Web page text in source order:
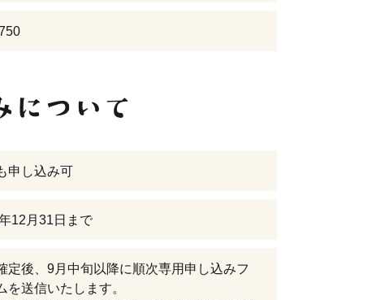
申し込み可
12月31日まで
定後、9月中旬以降に順次専用申し込みフ
を送信いたします。